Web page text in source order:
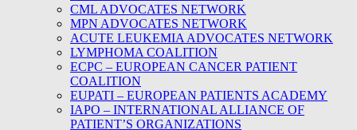
CML ADVOCATES NETWORK
MPN ADVOCATES NETWORK
ACUTE LEUKEMIA ADVOCATES NETWORK
LYMPHOMA COALITION
ECPC – EUROPEAN CANCER PATIENT
COALITION
EUPATI – EUROPEAN PATIENTS ACADEMY
IAPO – INTERNATIONAL ALLIANCE OF
PATIENT’S ORGANIZATIONS